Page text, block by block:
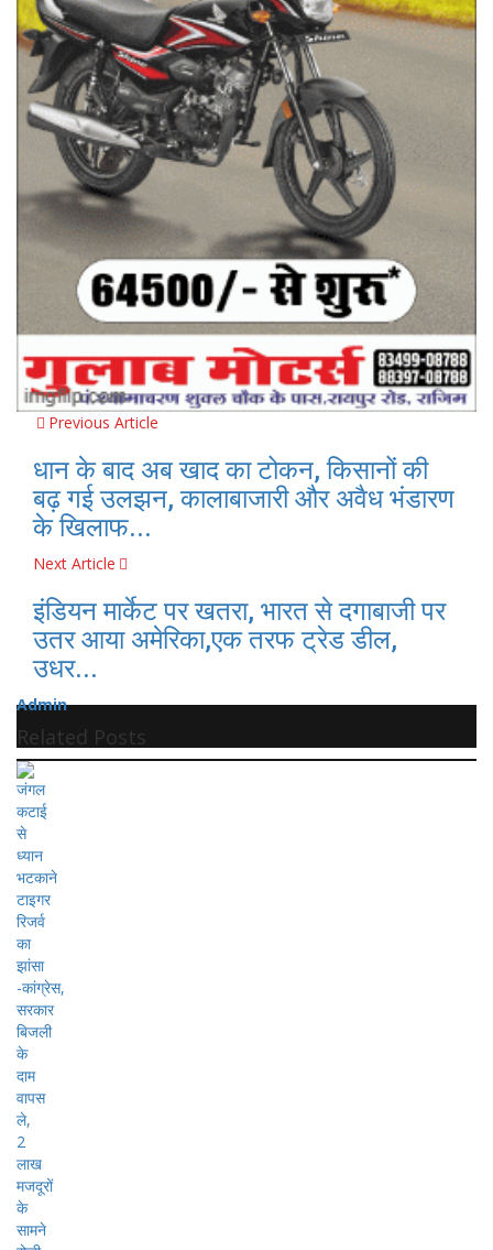
Previous Article
धान के बाद अब खाद का टोकन, किसानों की
बढ़ गई उलझन, कालाबाजारी और अवैध भंडारण
के खिलाफ...
Next Article
इंडियन मार्केट पर खतरा, भारत से दगाबाजी पर
उतर आया अमेरिका,एक तरफ ट्रेड डील,
उधर...
Admin
Related Posts